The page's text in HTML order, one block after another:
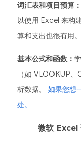
词汇表和项目预算：
以使用 Excel 来构
算和支出也很有用。
基本公式和函数：
（如 VLOOKUP
析数据。 如果您想
处。
微软 Excel